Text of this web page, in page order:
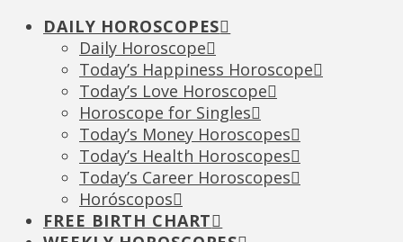
DAILY HOROSCOPES
Daily Horoscope
Today’s Happiness Horoscope
Today’s Love Horoscope
Horoscope for Singles
Today’s Money Horoscopes
Today’s Health Horoscopes
Today’s Career Horoscopes
Horóscopos
FREE BIRTH CHART